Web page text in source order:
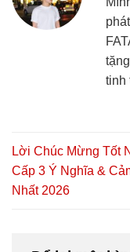
tinh
Lời Chúc Mừng Tốt
Cấp 3 Ý Nghĩa &
Nhất 2026